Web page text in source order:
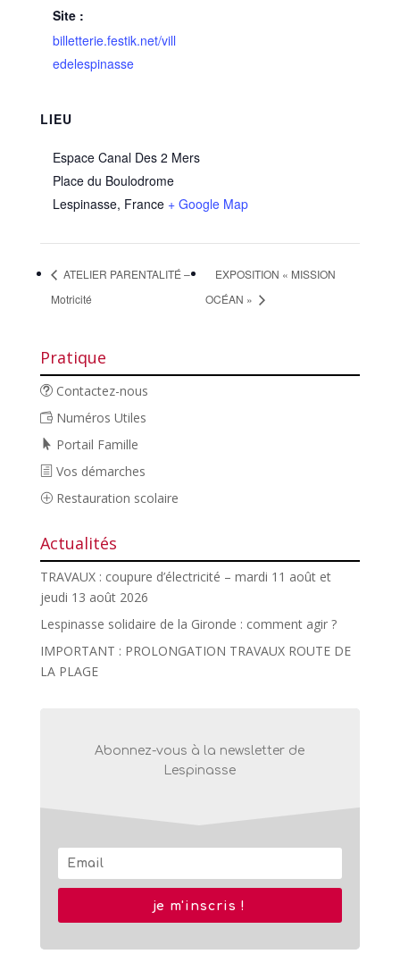
Site :
billetterie.festik.net/vill
edelespinasse
LIEU
Espace Canal Des 2 Mers
Place du Boulodrome
Lespinasse, France + Google Map
ATELIER PARENTALITÉ –
Motricité
EXPOSITION « MISSION
OCÉAN »
Pratique
Contactez-nous
Numéros Utiles
Portail Famille
Vos démarches
Restauration scolaire
Actualités
TRAVAUX : coupure d’électricité – mardi 11 août et
jeudi 13 août 2026
Lespinasse solidaire de la Gironde : comment agir ?
IMPORTANT : PROLONGATION TRAVAUX ROUTE DE
LA PLAGE
Abonnez-vous à la newsletter de
Lespinasse
je m'inscris !